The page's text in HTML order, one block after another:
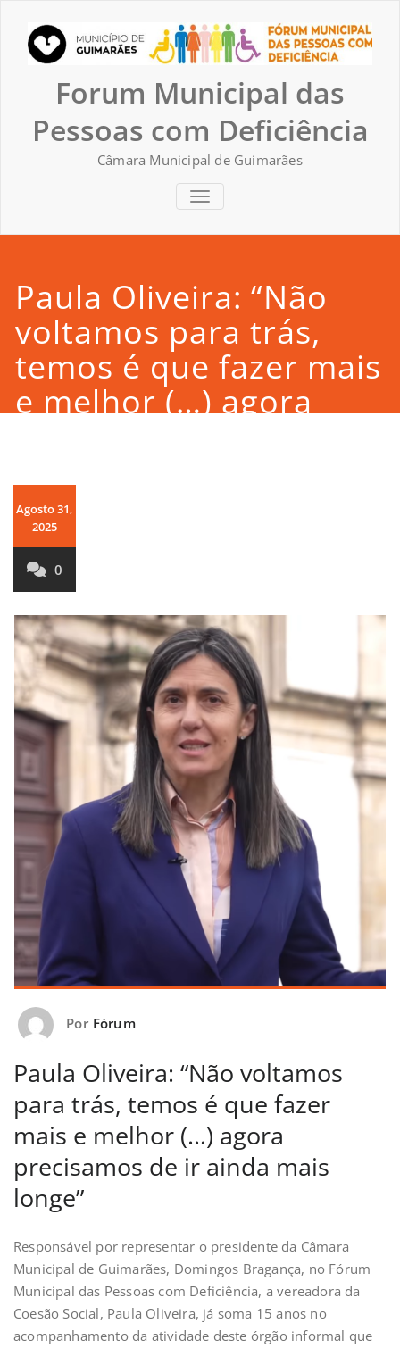
content
Forum Municipal das
Pessoas com Deficiência
Câmara Municipal de Guimarães
TOGGLE NAVIGATION
Paula Oliveira: “Não
voltamos para trás,
temos é que fazer mais
e melhor (…) agora
Agosto 31,
2025
0
Por Fórum
Paula Oliveira: “Não voltamos
para trás, temos é que fazer
mais e melhor (…) agora
precisamos de ir ainda mais
longe”
Responsável por representar o presidente da Câmara
Municipal de Guimarães, Domingos Bragança, no Fórum
Municipal das Pessoas com Deficiência, a vereadora da
Coesão Social, Paula Oliveira, já soma 15 anos no
acompanhamento da atividade deste órgão informal que